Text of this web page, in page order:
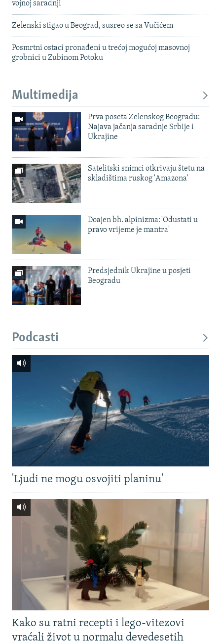
vojnoj saradnji
Zelenski stigao u Beograd, susreo se sa Vučićem
Posmrtni ostaci pronađeni u trećoj mogućoj masovnoj
grobnici u Zubinom Potoku
Multimedija
Prva poseta Zelenskog Beogradu:
Najava jačanja saradnje Srbije i
Ukrajine
Satelitski snimci otkrivaju štetu na
skladištima ruskog 'Amazona'
Doajen bh. alpinizma: 'Odustati u
pravo vrijeme je mantra'
Predsjednik Ukrajine u posjeti
Beogradu
Podcasti
'Ljudi ne mogu osvojiti planinu'
Kako su ratni recepti i lego-vitezovi
vraćali život u normalu devedesetih